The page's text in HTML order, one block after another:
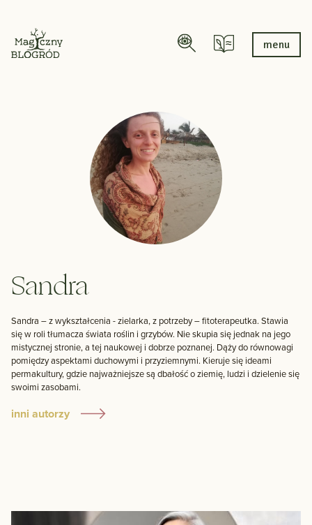
menu
Sandra
Sandra – z wykształcenia - zielarka, z potrzeby – fitoterapeutka. Stawia
się w roli tłumacza świata roślin i grzybów. Nie skupia się jednak na jego
mistycznej stronie, a tej naukowej i dobrze poznanej. Dąży do równowagi
pomiędzy aspektami duchowymi i przyziemnymi. Kieruje się ideami
permakultury, gdzie najważniejsze są dbałość o ziemię, ludzi i dzielenie się
swoimi zasobami.
inni autorzy